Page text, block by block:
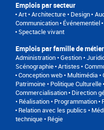
Emplois par secteur
Art • Architecture • Design
Communication Événementiel
Spectacle vivant
Emplois par famille de
Administration • Gestion •
Scénographie Artistes
Conception web • Multimédia
Patrimoine • Politique Culturelle
Commercialisation Direction
• Réalisation • Programmation
Relation avec les publics •
technique • Régie